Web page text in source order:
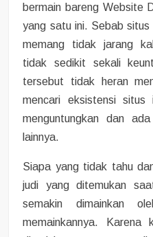
bermain bareng Website
yang satu ini. Sebab
memang tidak jarang
tidak sedikit sekali
tersebut tidak heran
mencari eksistensi situs
menguntungkan dan
lainnya.
Siapa yang tidak tahu
judi yang ditemukan
semakin dimainkan
memainkannya.